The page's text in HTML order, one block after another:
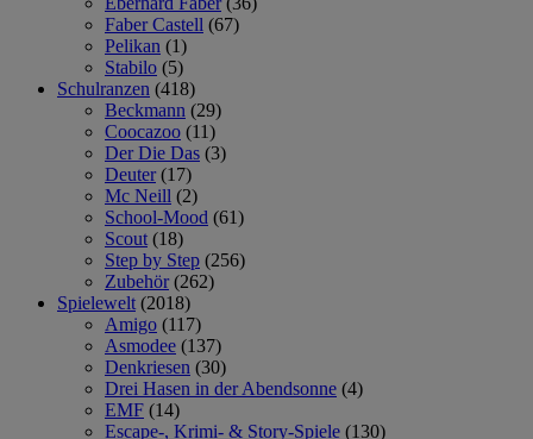
Faber Castell (67)
Pelikan (1)
Stabilo (5)
Schulranzen (418)
Beckmann (29)
Coocazoo (11)
Der Die Das (3)
Deuter (17)
Mc Neill (2)
School-Mood (61)
Scout (18)
Step by Step (256)
Zubehör (262)
Spielewelt (2018)
Amigo (117)
Asmodee (137)
Denkriesen (30)
Drei Hasen in der Abendsonne (4)
EMF (14)
Escape-, Krimi- & Story-Spiele (130)